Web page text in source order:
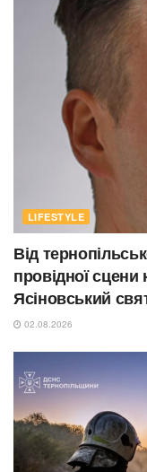
LIFESTYLE
Від
провідної
Ясіновський
02.08.2026